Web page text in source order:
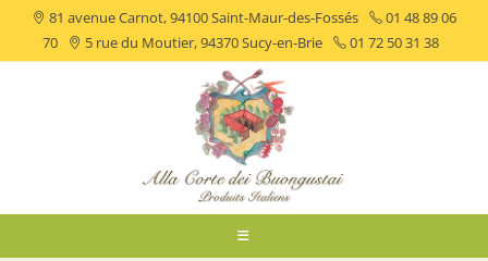
81 avenue Carnot, 94100 Saint-Maur-des-Fossés
01 48 89 06
70
5 rue du Moutier, 94370 Sucy-en-Brie 01 72 50 31 38